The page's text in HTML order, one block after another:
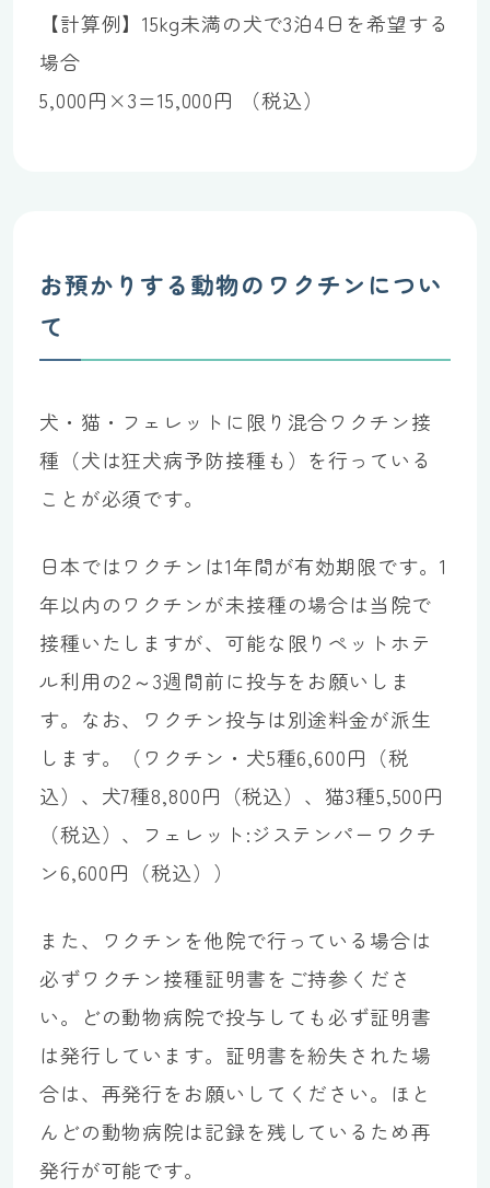
【計算例】15kg未満の犬で3泊4日を希望する
場合
5,000円×3=15,000円 （税込）
お預かりする動物のワクチンについ
て
犬・猫・フェレットに限り混合ワクチン接
種（犬は狂犬病予防接種も）を行っている
ことが必須です。
日本ではワクチンは1年間が有効期限です。1
年以内のワクチンが未接種の場合は当院で
接種いたしますが、可能な限りペットホテ
ル利用の2～3週間前に投与をお願いしま
す。なお、ワクチン投与は別途料金が派生
します。（ワクチン・犬5種6,600円（税
込）、犬7種8,800円（税込）、猫3種5,500円
（税込）、フェレット:ジステンパーワクチ
ン6,600円（税込））
また、ワクチンを他院で行っている場合は
必ずワクチン接種証明書をご持参くださ
い。どの動物病院で投与しても必ず証明書
は発行しています。証明書を紛失された場
合は、再発行をお願いしてください。ほと
んどの動物病院は記録を残しているため再
発行が可能です。